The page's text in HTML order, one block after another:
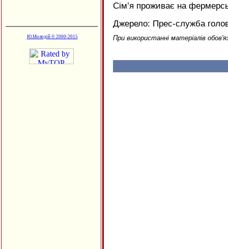
Ю.Молодій © 2000-2015
Сім’я проживає на
Джерело: Прес-служба
При використанні матеріалів